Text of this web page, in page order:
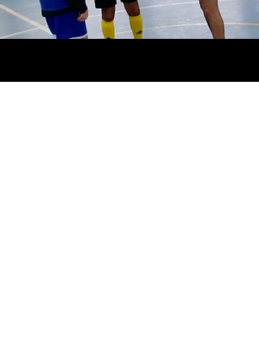
PROGRAMAS